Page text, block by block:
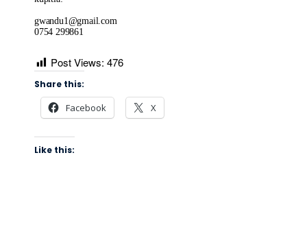
gwandu1@gmail.com
0754 299861
Post Views: 476
Share this:
Facebook X
Like this: